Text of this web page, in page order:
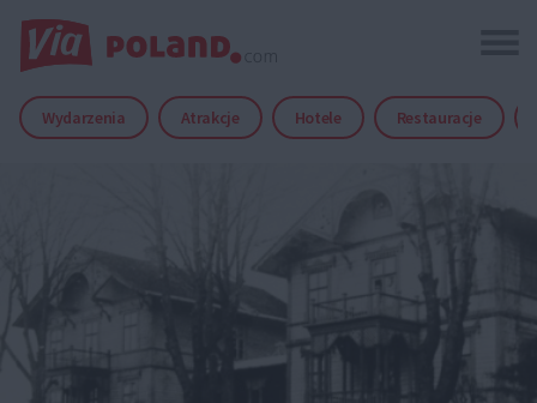
Wydarzenia Atrakcje Hotele Restauracje